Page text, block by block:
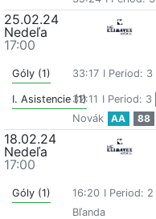
25.02.24
Nedeľa
17:00
Góly (1) 33:17 I Period: 3
I. Asistencie (1)32:11 I Period: 3
Novák
AA 88
18.02.24
Nedeľa
17:00
Góly (1) 16:20 I Period: 2
Bľanda